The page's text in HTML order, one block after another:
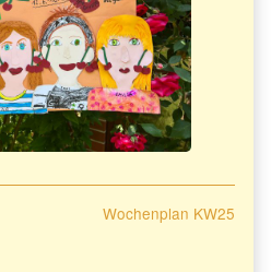
Next
Wochenplan KW25